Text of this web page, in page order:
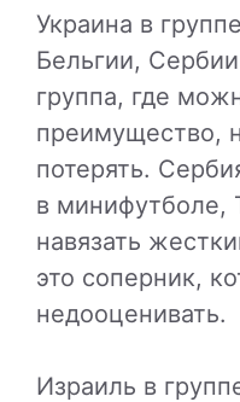
Украина в
Бельгии,
группа, где
преимущество,
потерять.
в минифутболе,
навязать
это соперник,
недооценивать.
Израиль в